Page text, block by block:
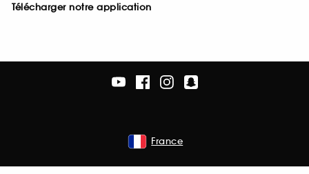
Télécharger notre application
France